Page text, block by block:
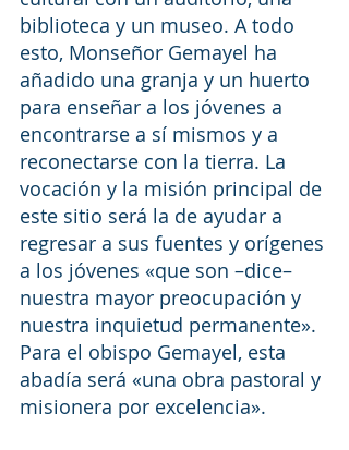
biblioteca y un museo. A todo
esto, Monseñor Gemayel ha
añadido una granja y un huerto
para enseñar a los jóvenes a
encontrarse a sí mismos y a
reconectarse con la tierra. La
vocación y la misión principal de
este sitio será la de ayudar a
regresar a sus fuentes y orígenes
a los jóvenes «que son –dice–
nuestra mayor preocupación y
nuestra inquietud permanente».
Para el obispo Gemayel, esta
abadía será «una obra pastoral y
misionera por excelencia».